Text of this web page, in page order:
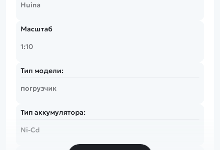
Huina
Масштаб
1:10
Тип модели:
погрузчик
Тип аккумулятора:
Ni-Cd